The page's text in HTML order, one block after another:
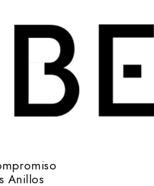
Anillos